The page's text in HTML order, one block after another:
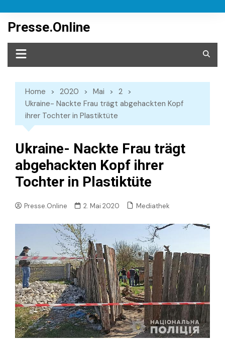
content
Presse.Online
Home 2020 Mai
2
Ukraine- Nackte Frau trägt abgehackten Kopf
ihrer Tochter in Plastiktüte
Ukraine- Nackte Frau trägt
abgehackten Kopf ihrer
Tochter in Plastiktüte
Presse.Online 2. Mai 2020 Mediathek